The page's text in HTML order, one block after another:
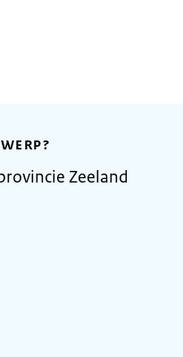
Zeeland